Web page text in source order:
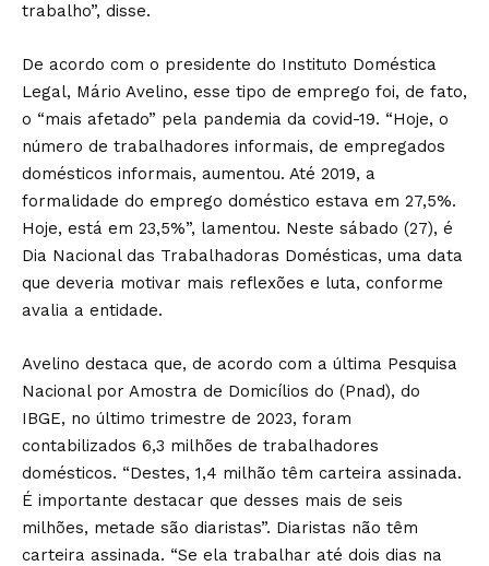
trabalho”, disse.
De acordo com o presidente do Instituto Doméstica
Legal, Mário Avelino, esse tipo de emprego foi, de fato,
o “mais afetado” pela pandemia da covid-19. “Hoje, o
número de trabalhadores informais, de empregados
domésticos informais, aumentou. Até 2019, a
formalidade do emprego doméstico estava em 27,5%.
Hoje, está em 23,5%”, lamentou. Neste sábado (27), é
Dia Nacional das Trabalhadoras Domésticas, uma data
que deveria motivar mais reflexões e luta, conforme
avalia a entidade.
Avelino destaca que, de acordo com a última Pesquisa
Nacional por Amostra de Domicílios do (Pnad), do
IBGE, no último trimestre de 2023, foram
contabilizados 6,3 milhões de trabalhadores
domésticos. “Destes, 1,4 milhão têm carteira assinada.
É importante destacar que desses mais de seis
milhões, metade são diaristas”. Diaristas não têm
carteira assinada. “Se ela trabalhar até dois dias na